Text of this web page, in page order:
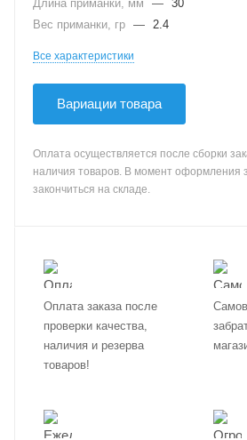
Длина приманки, мм
— 30
Вес приманки, гр — 2.4
Все характеристики
Вариации товара
Оплата осуществляется после сборки
наличия товаров. В момент оформления
закончиться на складе.
Оплата заказа после
проверки качества,
наличия и резерва
товаров!